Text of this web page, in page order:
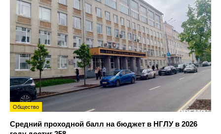
Общество
Средний проходной балл на бюджет в НГЛУ в 2026